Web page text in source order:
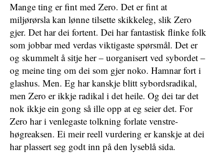
Mange ting er fint med Zero. Det er fint at
miljørørsla kan lønne tilsette skikkeleg, slik Zero
gjer. Det har dei fortent. Dei har fantastisk flinke folk
som jobbar med verdas viktigaste spørsmål. Det er
og skummelt å sitje her – uorganisert ved sybordet –
og meine ting om dei som gjer noko. Hamnar fort i
glashus. Men. Eg har kanskje blitt sybordsradikal,
men Zero er ikkje radikal i det heile. Og dei tar det
nok ikkje ein gong så ille opp at eg seier det. For
Zero har i venlegaste tolkning forlate venstre-
høgreaksen. Ei meir reell vurdering er kanskje at dei
har plassert seg godt inn på den lyseblå sida.